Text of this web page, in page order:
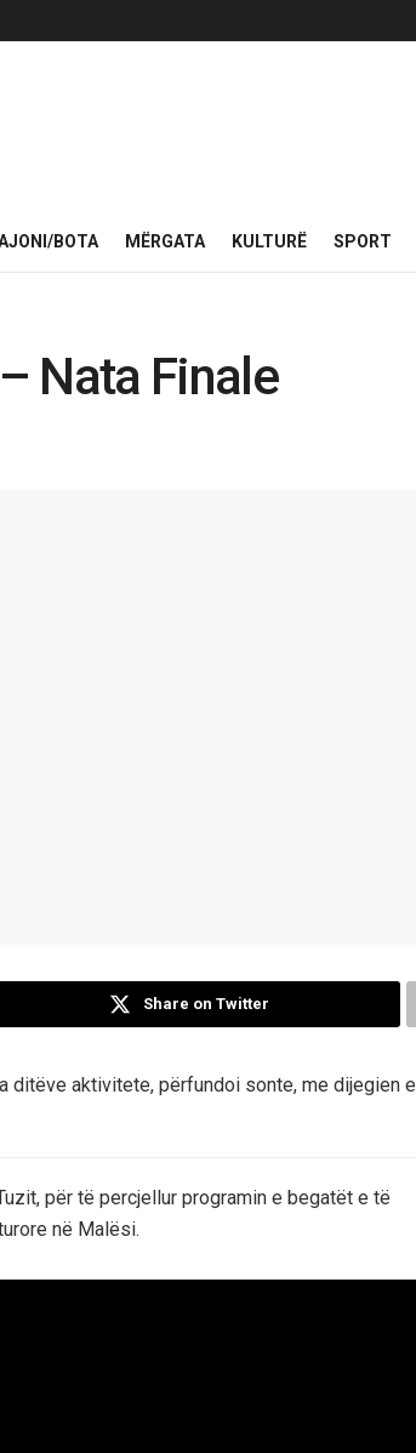
BOTA MËRGATA KULTURË SPORT
Nata Finale
Share on Twitter
ditëve aktivitete, përfundoi sonte, me dijegien e
për të percjellur programin e begatët e të
në Malësi.